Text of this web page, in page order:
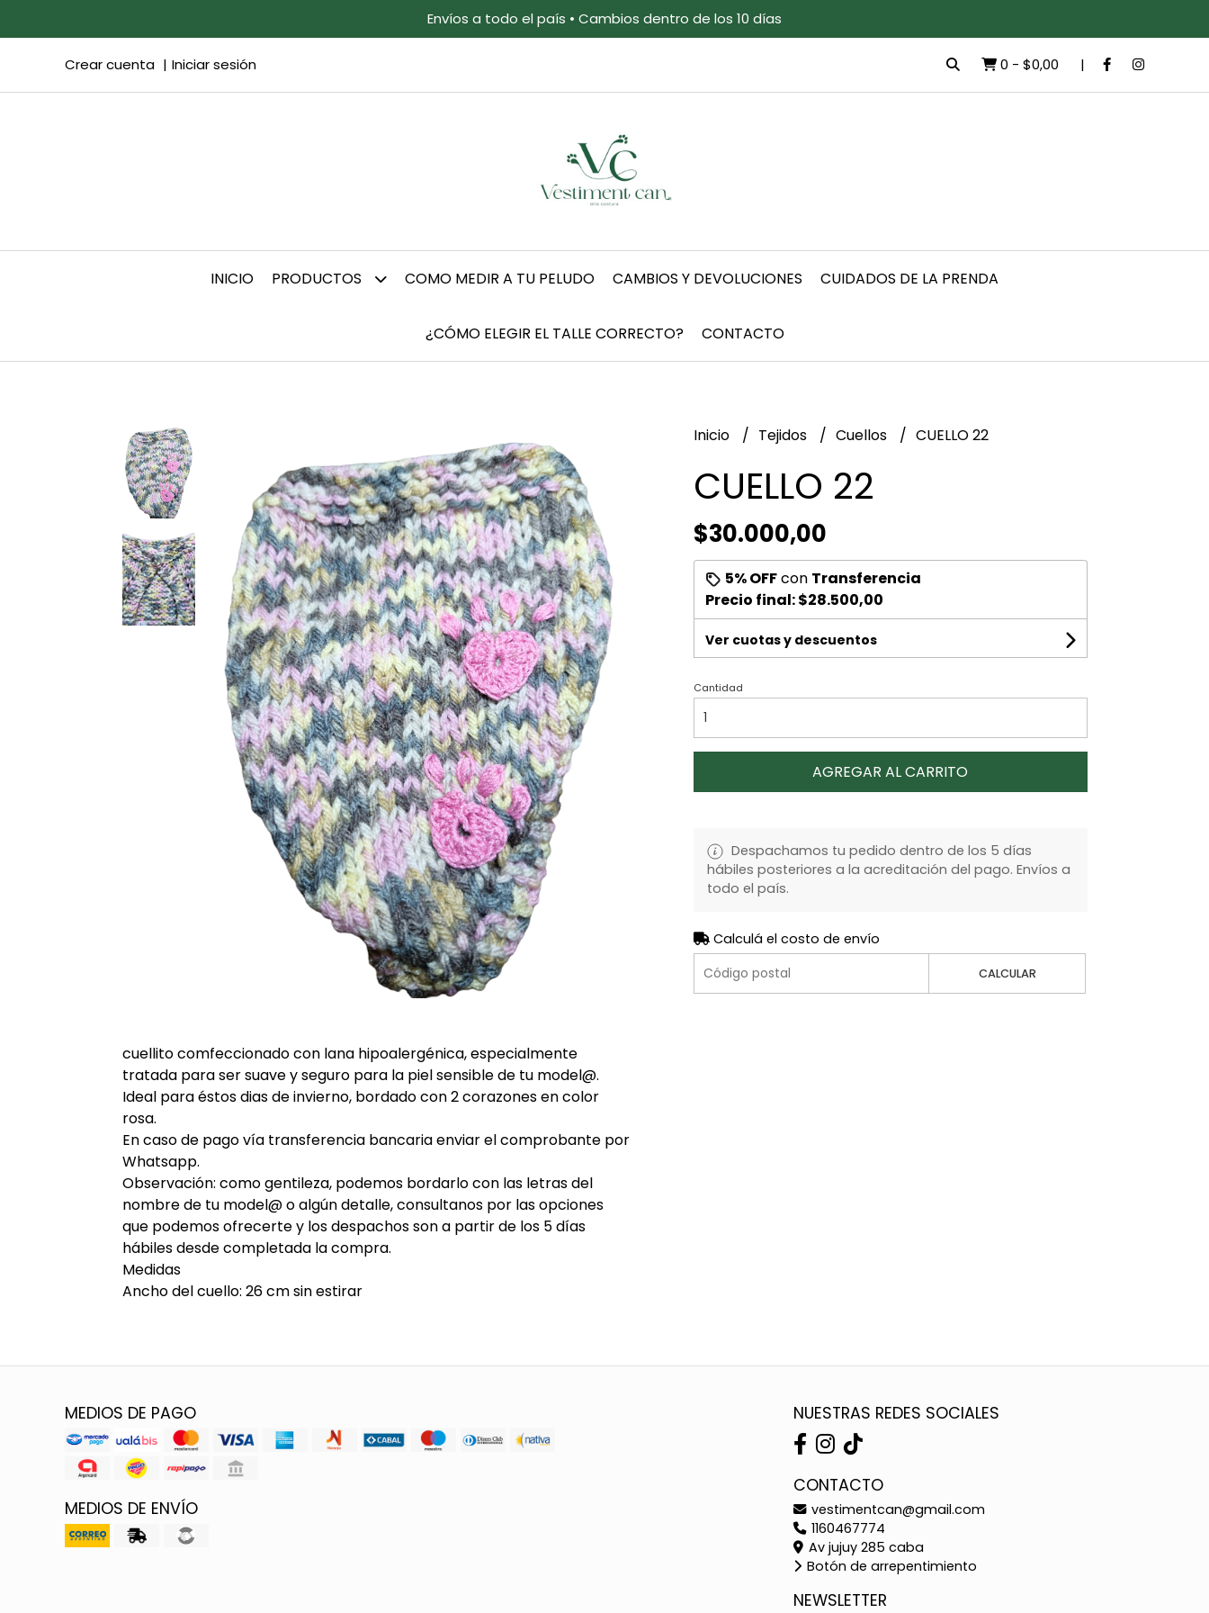
Envíos a todo el país • Cambios dentro de los 10 días
Crear cuenta Iniciar sesión 0 - $0,00
INICIO PRODUCTOS COMO MEDIR A TU PELUDO CAMBIOS Y DEVOLUCIONES CUIDADOS DE LA PRENDA
¿CÓMO ELEGIR EL TALLE CORRECTO? CONTACTO
cuellito comfeccionado con lana hipoalergénica, especialmente
tratada para ser suave y seguro para la piel sensible de tu model@.
Ideal para éstos dias de invierno, bordado con 2 corazones en color
rosa.
En caso de pago vía transferencia bancaria enviar el comprobante por
Whatsapp.
Observación: como gentileza, podemos bordarlo con las letras del
nombre de tu model@ o algún detalle, consultanos por las opciones
que podemos ofrecerte y los despachos son a partir de los 5 días
hábiles desde completada la compra.
Medidas
Ancho del cuello: 26 cm sin estirar
Inicio Tejidos Cuellos CUELLO 22
CUELLO 22
$30.000,00
5% OFFcon Transferencia
Precio final:$28.500,00
Ver cuotas y descuentos
Cantidad
AGREGAR AL CARRITO
Despachamos tu pedido dentro de los 5 días
hábiles posteriores a la acreditación del pago. Envíos a
todo el país.
Calculá el costo de envío
CALCULAR
MEDIOS DE PAGO
MEDIOS DE ENVÍO
NUESTRAS REDES SOCIALES
CONTACTO
vestimentcan@gmail.com
1160467774
Av jujuy 285 caba
Botón de arrepentimiento
NEWSLETTER